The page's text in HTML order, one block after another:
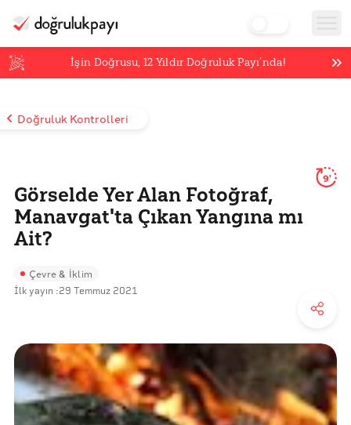
İşin Doğrusu,12 Yıldır Doğruluk Payı’nda!
Doğruluk Kontrolleri
Görselde Yer Alan Fotoğraf,
Manavgat'ta Çıkan Yangına mı
Ait?
9'
Çevre & İklim
İlk yayın :29 Temmuz 2021